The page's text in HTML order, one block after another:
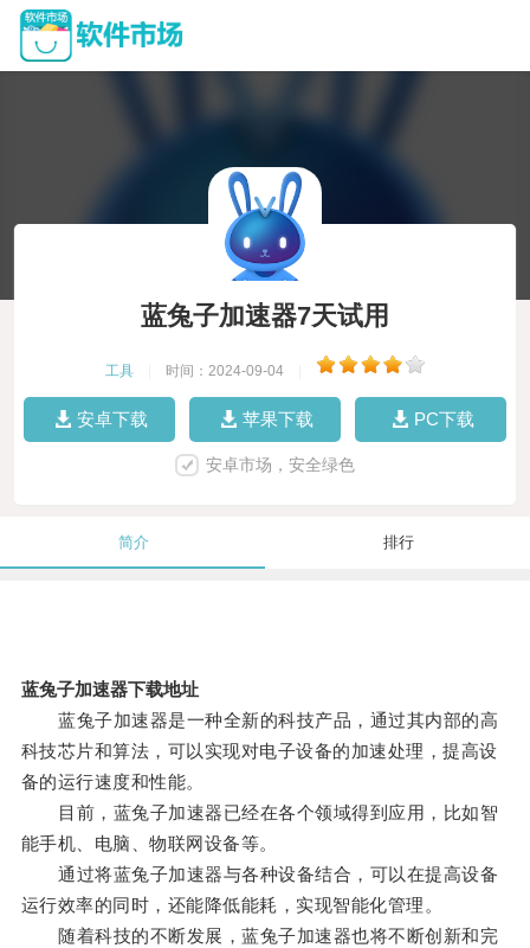
蓝兔子加速器7天试用
工具 时间：2024-09-04
安卓下载 苹果下载 PC下载
安卓市场，安全绿色
简介 排行
蓝兔子加速器下载地址
蓝兔子加速器是一种全新的科技产品，通过其内部的高
科技芯片和算法，可以实现对电子设备的加速处理，提高设
备的运行速度和性能。
目前，蓝兔子加速器已经在各个领域得到应用，比如智
能手机、电脑、物联网设备等。
通过将蓝兔子加速器与各种设备结合，可以在提高设备
运行效率的同时，还能降低能耗，实现智能化管理。
随着科技的不断发展，蓝兔子加速器也将不断创新和完